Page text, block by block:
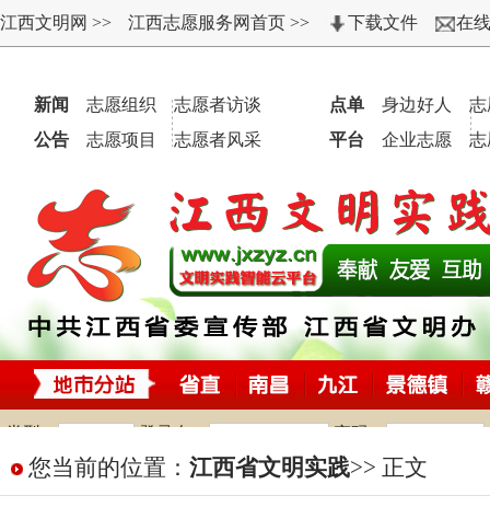
您当前的位置： 江西省文明实践>>